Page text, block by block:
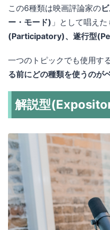
この6種類は映画評論家の
ー・モード) 」として唱えた
(Participatory)、遂行型
一つのトピックでも使用す
る前にどの種類を使うのが
解説型